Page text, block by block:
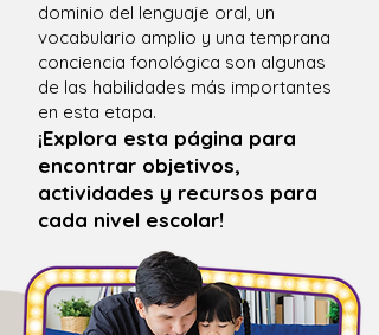
dominio del lenguaje oral, un
vocabulario amplio y una temprana
conciencia fonológica son algunas
de las habilidades más importantes
en esta etapa.
¡Explora esta página para
encontrar objetivos,
actividades y recursos para
cada nivel escolar!